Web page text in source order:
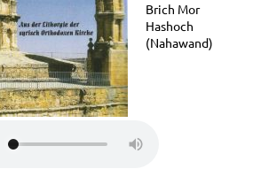
Brich Mor
Hashoch
(Nahawand)